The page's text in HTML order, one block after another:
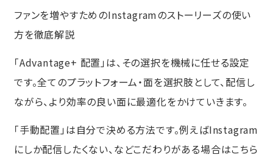
ファンを増やすためのInstagramのストーリーズの使い
方を徹底解説
「Advantage+ 配置」は、その選択を機械に任せる設定
です。全てのプラットフォーム・面を選択肢として、配信し
ながら、より効率の良い面に最適化をかけていきます。
「手動配置」は自分で決める方法です。例えばInstagram
にしか配信したくない、などこだわりがある場合はこちら